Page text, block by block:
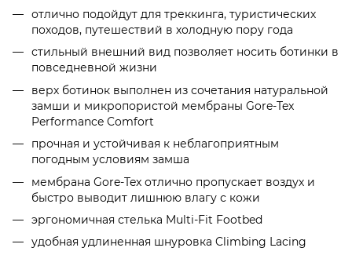
отлично подойдут для треккинга, туристических
походов, путешествий в холодную пору года
стильный внешний вид позволяет носить ботинки в
повседневной жизни
верх ботинок выполнен из сочетания натуральной
замши и микропористой мембраны Gore-Tex
Performance Comfort
прочная и устойчивая к неблагоприятным
погодным условиям замша
мембрана Gore-Tex отлично пропускает воздух и
быстро выводит лишнюю влагу с кожи
эргономичная стелька Multi-Fit Footbed
удобная удлиненная шнуровка Climbing Lacing